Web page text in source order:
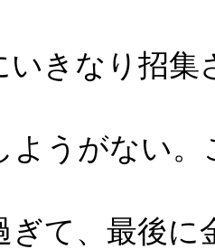
いきなり招
ようがない
ぎて、最後